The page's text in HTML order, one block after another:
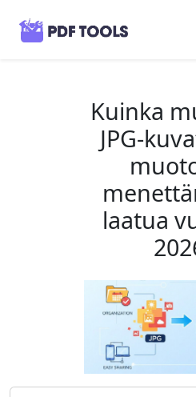
Kuinka
JPG-
laatua